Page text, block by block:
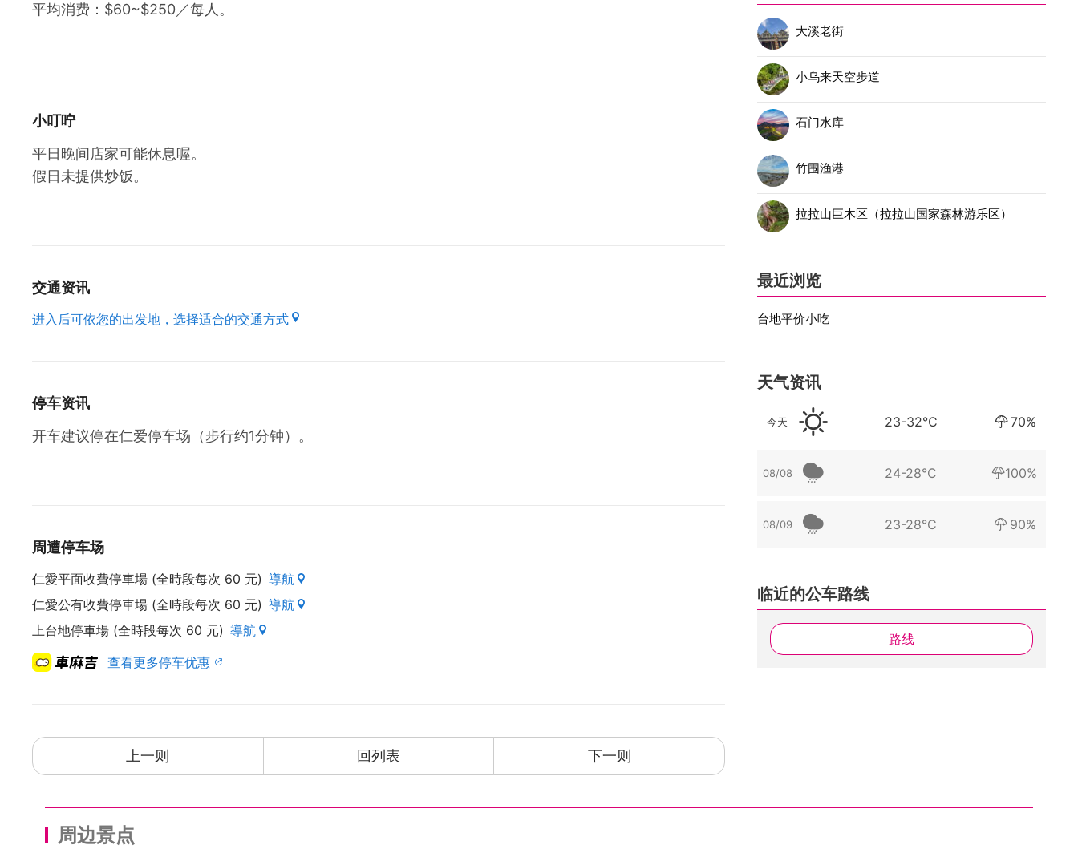
平均消费：$60~$250／每人。
小叮咛
平日晚间店家可能休息喔。
假日未提供炒饭。
交通资讯
进入后可依您的出发地，选择适合的交通方式
停车资讯
开车建议停在仁爱停车场（步行约1分钟）。
周遭停车场
仁愛平面收費停車場 (全時段每次 60 元) 導航
仁愛公有收費停車場 (全時段每次 60 元) 導航
上台地停車場 (全時段每次 60 元) 導航
查看更多停车优惠
上一则 回列表 下一则
大溪老街
小乌来天空步道
石门水库
竹围渔港
拉拉山巨木区（拉拉山国家森林游乐区）
最近浏览
台地平价小吃
天气资讯
今天 23-32°C 70%
08/08 24-28°C 100%
08/09 23-28°C 90%
临近的公车路线
路线
周边景点